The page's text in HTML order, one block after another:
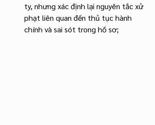
ty, nhưng xác định lại nguyên tắc xử
phạt liên quan đến thủ tục hành
chính và sai sót trong hồ sơ;